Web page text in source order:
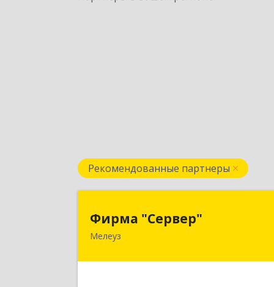
Рекомендованные партнеры
Фирма "Сервер"
Мелеуз